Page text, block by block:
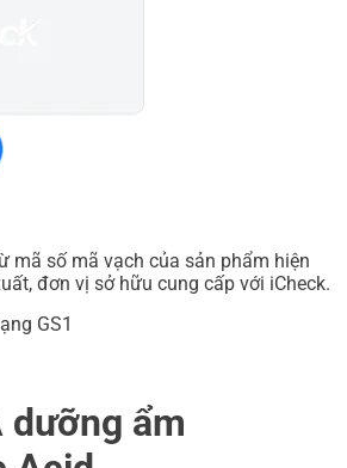
mã số mã vạch của sản phẩm hiện
đơn vị sở hữu cung cấp với iCheck.
GS1
dưỡng ẩm